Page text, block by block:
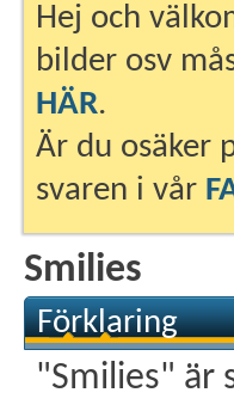
Hej och
bilder osv
HÄR.
Är du osäker
svaren i vår
Smilies
Förklaring
"Smilies" är